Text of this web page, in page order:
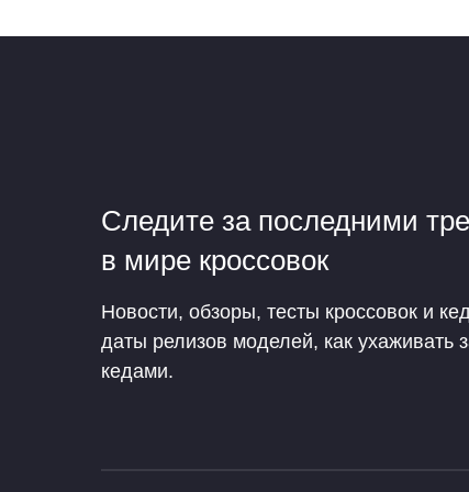
Следите за последними
в мире кроссовок
Новости, обзоры, тесты кроссовок и
даты релизов моделей, как ухаживать
кедами.